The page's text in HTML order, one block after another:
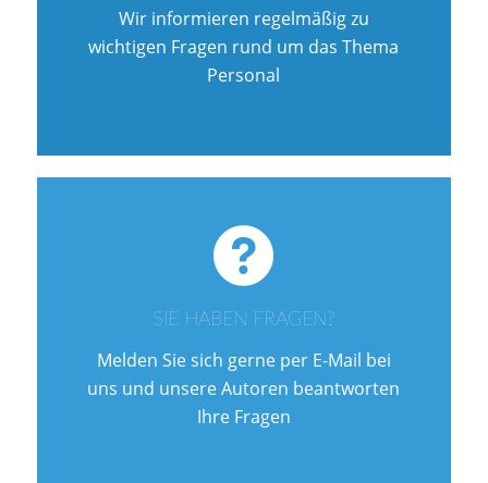
Wir informieren regelmäßig zu
wichtigen Fragen rund um das Thema
Personal
SIE HABEN FRAGEN?
Melden Sie sich gerne per E-Mail bei
uns und unsere Autoren beantworten
Ihre Fragen